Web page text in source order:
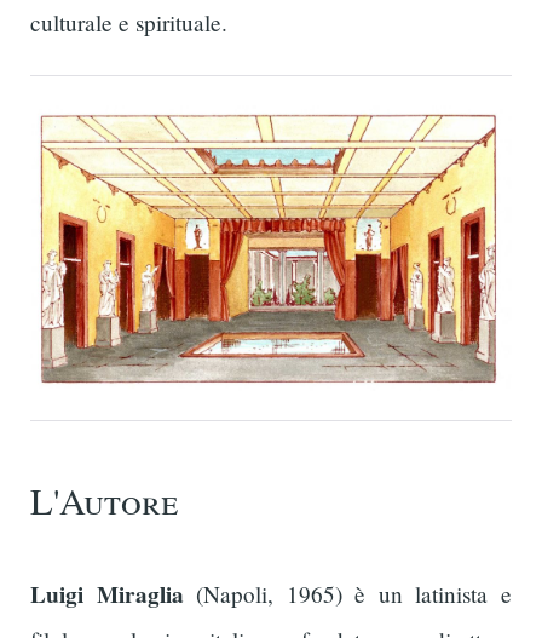
culturale e spirituale.
L'Autore
Luigi Miraglia (Napoli, 1965) è un latinista e